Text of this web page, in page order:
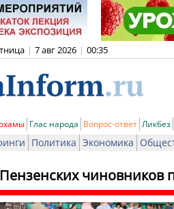
| 7 авг 2026 | 00:35
Глас народа Вопрос-ответ Ликбез
Политика Экономика
Пензенских чиновников